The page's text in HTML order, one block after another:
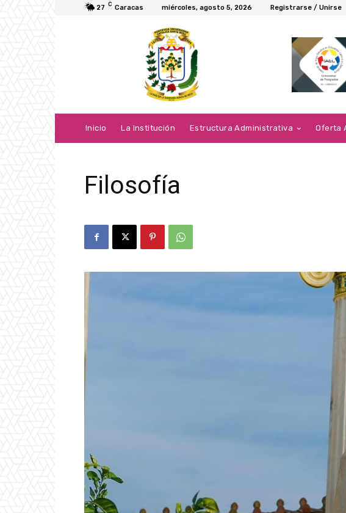
27 C Caracas miércoles, agosto 5, 2026 Registrarse / Unirse
Inicio La Institución Estructura Administrativa Oferta
Filosofía